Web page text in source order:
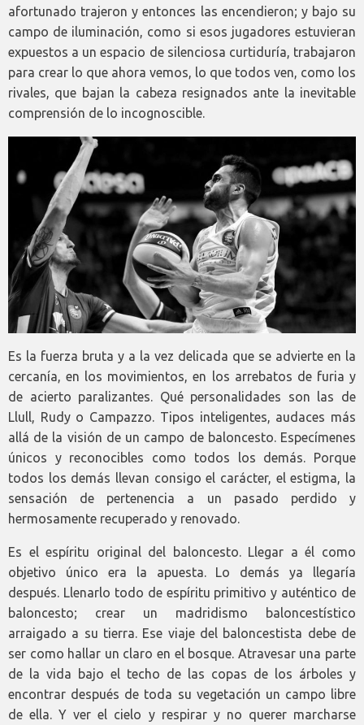
afortunado trajeron y entonces las encendieron; y bajo su
campo de iluminación, como si esos jugadores estuvieran
expuestos a un espacio de silenciosa curtiduría, trabajaron
para crear lo que ahora vemos, lo que todos ven, como los
rivales, que bajan la cabeza resignados ante la inevitable
comprensión de lo incognoscible.
Es la fuerza bruta y a la vez delicada que se advierte en la
cercanía, en los movimientos, en los arrebatos de furia y
de acierto paralizantes. Qué personalidades son las de
Llull, Rudy o Campazzo. Tipos inteligentes, audaces más
allá de la visión de un campo de baloncesto. Especímenes
únicos y reconocibles como todos los demás. Porque
todos los demás llevan consigo el carácter, el estigma, la
sensación de pertenencia a un pasado perdido y
hermosamente recuperado y renovado.
Es el espíritu original del baloncesto. Llegar a él como
objetivo único era la apuesta. Lo demás ya llegaría
después. Llenarlo todo de espíritu primitivo y auténtico de
baloncesto; crear un madridismo baloncestístico
arraigado a su tierra. Ese viaje del baloncestista debe de
ser como hallar un claro en el bosque. Atravesar una parte
de la vida bajo el techo de las copas de los árboles y
encontrar después de toda su vegetación un campo libre
de ella. Y ver el cielo y respirar y no querer marcharse